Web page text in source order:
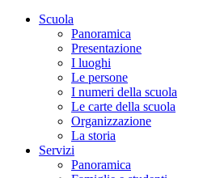
Scuola
Panoramica
Presentazione
I luoghi
Le persone
I numeri della scuola
Le carte della scuola
Organizzazione
La storia
Servizi
Panoramica